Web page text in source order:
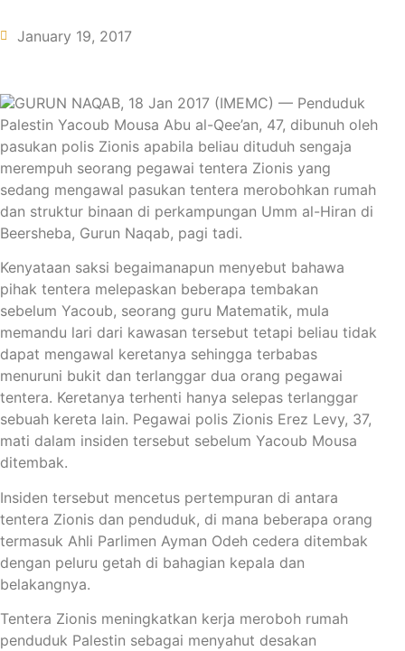
January 19, 2017
GURUN NAQAB, 18 Jan 2017 (IMEMC) — Penduduk
Palestin Yacoub Mousa Abu al-Qee’an, 47, dibunuh oleh
pasukan polis Zionis apabila beliau dituduh sengaja
merempuh seorang pegawai tentera Zionis yang
sedang mengawal pasukan tentera merobohkan rumah
dan struktur binaan di perkampungan Umm al-Hiran di
Beersheba, Gurun Naqab, pagi tadi.
Kenyataan saksi begaimanapun menyebut bahawa
pihak tentera melepaskan beberapa tembakan
sebelum Yacoub, seorang guru Matematik, mula
memandu lari dari kawasan tersebut tetapi beliau tidak
dapat mengawal keretanya sehingga terbabas
menuruni bukit dan terlanggar dua orang pegawai
tentera. Keretanya terhenti hanya selepas terlanggar
sebuah kereta lain. Pegawai polis Zionis Erez Levy, 37,
mati dalam insiden tersebut sebelum Yacoub Mousa
ditembak.
Insiden tersebut mencetus pertempuran di antara
tentera Zionis dan penduduk, di mana beberapa orang
termasuk Ahli Parlimen Ayman Odeh cedera ditembak
dengan peluru getah di bahagian kepala dan
belakangnya.
Tentera Zionis meningkatkan kerja meroboh rumah
penduduk Palestin sebagai menyahut desakan